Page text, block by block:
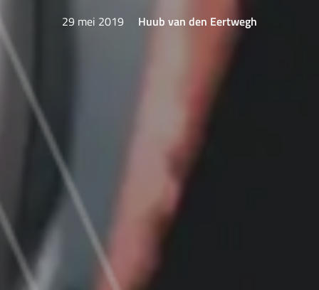
29 mei 2019 Huub van den Eertwegh